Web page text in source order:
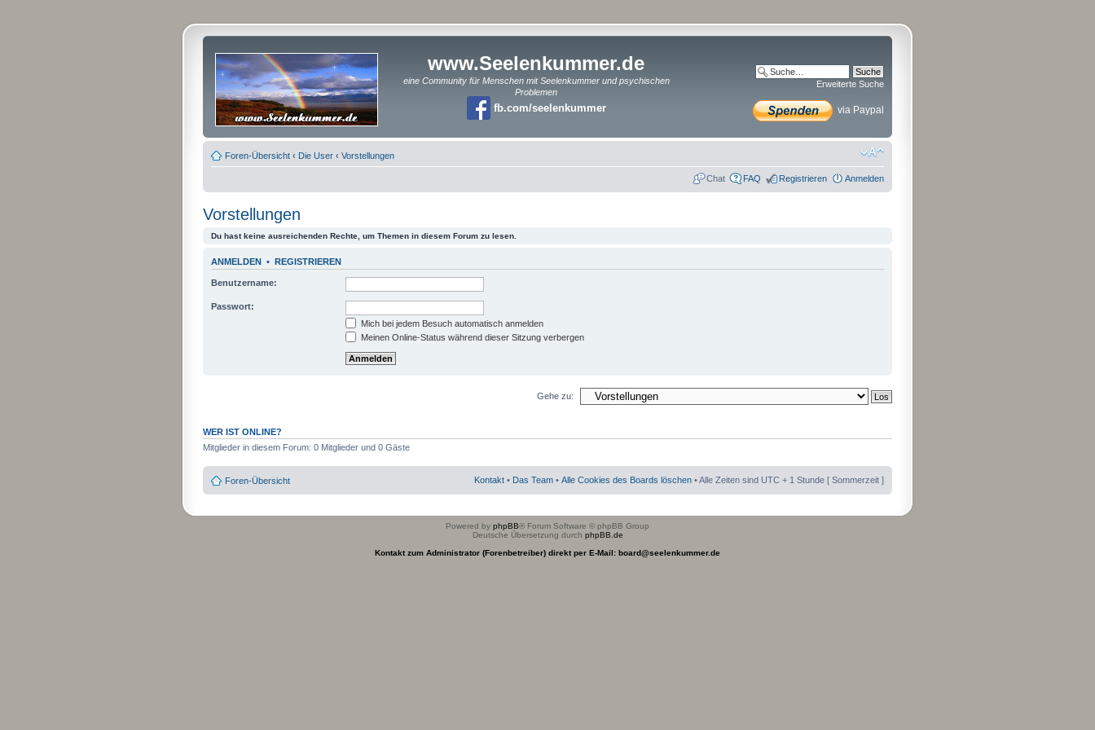
www.Seelenkummer.de
eine Community für Menschen mit Seelenkummer und psychischen
Problemen
fb.com/seelenkummer
Erweiterte Suche
via Paypal
Foren-Übersicht ‹ Die User ‹ Vorstellungen
Chat FAQ Registrieren Anmelden
Vorstellungen
Du hast keine ausreichenden Rechte, um Themen in diesem Forum zu lesen.
ANMELDEN • REGISTRIEREN
Benutzername:
Passwort:
Mich bei jedem Besuch automatisch anmelden
Meinen Online-Status während dieser Sitzung verbergen
Gehe zu:
WER IST ONLINE?
Mitglieder in diesem Forum: 0 Mitglieder und 0 Gäste
Foren-Übersicht Kontakt • Das Team • Alle Cookies des Boards löschen • Alle Zeiten sind UTC + 1 Stunde [ Sommerzeit ]
Powered by phpBB® Forum Software © phpBB Group
Deutsche Übersetzung durch phpBB.de
Kontakt zum Administrator (Forenbetreiber) direkt per E-Mail: board@seelenkummer.de